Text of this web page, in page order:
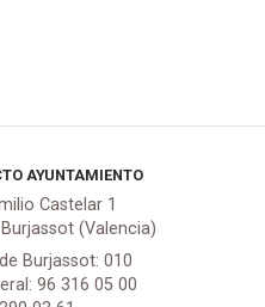
AYUNTAMIENTO
Castelar 1
Burjassot (Valencia)
Burjassot: 010
96 316 05 00